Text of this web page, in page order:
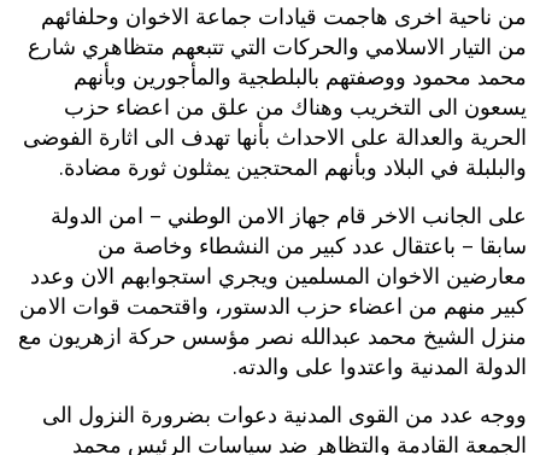
من ناحية اخرى هاجمت قيادات جماعة الاخوان وحلفائهم
من التيار الاسلامي والحركات التي تتبعهم متظاهري شارع
محمد محمود ووصفتهم بالبلطجية والمأجورين وبأنهم
يسعون الى التخريب وهناك من علق من اعضاء حزب
الحرية والعدالة على الاحداث بأنها تهدف الى اثارة الفوضى
والبلبلة في البلاد وبأنهم المحتجين يمثلون ثورة مضادة.
على الجانب الاخر قام جهاز الامن الوطني – امن الدولة
سابقا – باعتقال عدد كبير من النشطاء وخاصة من
معارضين الاخوان المسلمين ويجري استجوابهم الان وعدد
كبير منهم من اعضاء حزب الدستور، واقتحمت قوات الامن
منزل الشيخ محمد عبدالله نصر مؤسس حركة ازهريون مع
الدولة المدنية واعتدوا على والدته.
ووجه عدد من القوى المدنية دعوات بضرورة النزول الى
الجمعة القادمة والتظاهر ضد سياسات الرئيس محمد